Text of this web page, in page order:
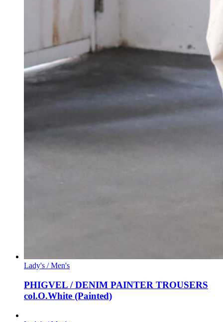
Lady's / Men's
PHIGVEL / DENIM PAINTER TROUSERS
col.O.White (Painted)